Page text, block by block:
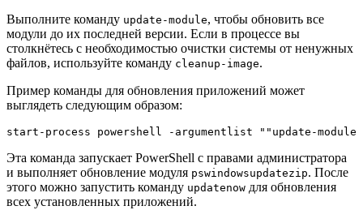
Выполните команду update-module, чтобы обновить все
модули до их последней версии. Если в процессе вы
столкнётесь с необходимостью очистки системы от ненужных
файлов, используйте команду cleanup-image.
Пример команды для обновления приложений может
выглядеть следующим образом:
start-process powershell -argumentlist ""update-module
Эта команда запускает PowerShell с правами администратора
и выполняет обновление модуля pswindowsupdatezip. После
этого можно запустить команду updatenow для обновления
всех установленных приложений.